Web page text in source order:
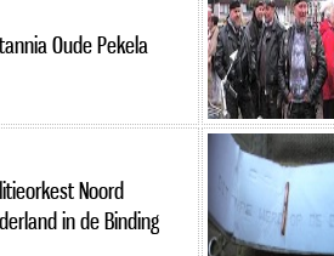
Oude Pekela
Noord
in de Binding